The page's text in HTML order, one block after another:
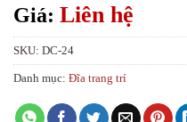
Giá: Liên hệ
SKU: DC-24
Danh mục: Đĩa trang trí